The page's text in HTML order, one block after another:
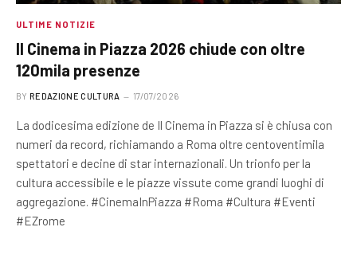
ULTIME NOTIZIE
Il Cinema in Piazza 2026 chiude con oltre
120mila presenze
BY REDAZIONE CULTURA 17/07/2026
La dodicesima edizione de Il Cinema in Piazza si è chiusa con
numeri da record, richiamando a Roma oltre centoventimila
spettatori e decine di star internazionali. Un trionfo per la
cultura accessibile e le piazze vissute come grandi luoghi di
aggregazione. #CinemaInPiazza #Roma #Cultura #Eventi
#EZrome